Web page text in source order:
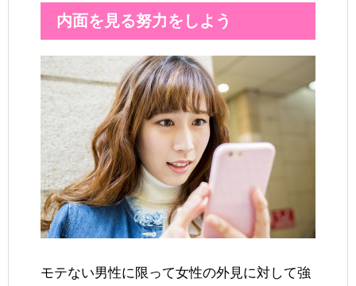
内面を見る努力をしよう
モテない男性に限って女性の外見に対して強